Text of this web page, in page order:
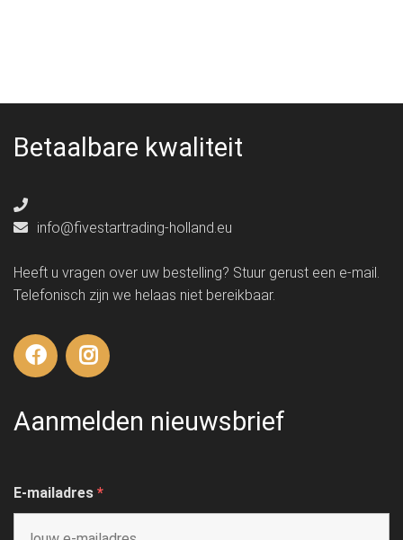
Betaalbare kwaliteit
info@fivestartrading-holland.eu
Heeft u vragen over uw bestelling? Stuur gerust een e-mail.
Telefonisch zijn we helaas niet bereikbaar.
Aanmelden nieuwsbrief
E-mailadres *